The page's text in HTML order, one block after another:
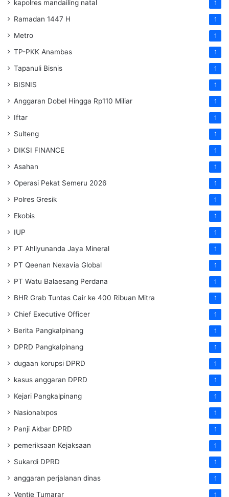
kapolres mandailing natal 1
Ramadan 1447 H 1
Metro 1
TP-PKK Anambas 1
Tapanuli Bisnis 1
BISNIS 1
Anggaran Dobel Hingga Rp110 Miliar 1
Iftar 1
Sulteng 1
DIKSI FINANCE 1
Asahan 1
Operasi Pekat Semeru 2026 1
Polres Gresik 1
Ekobis 1
IUP 1
PT Ahliyunanda Jaya Mineral 1
PT Qeenan Nexavia Global 1
PT Watu Balaesang Perdana 1
BHR Grab Tuntas Cair ke 400 Ribuan Mitra 1
Chief Executive Officer 1
Berita Pangkalpinang 1
DPRD Pangkalpinang 1
dugaan korupsi DPRD 1
kasus anggaran DPRD 1
Kejari Pangkalpinang 1
Nasionalxpos 1
Panji Akbar DPRD 1
pemeriksaan Kejaksaan 1
Sukardi DPRD 1
anggaran perjalanan dinas 1
Ventje Tumarar 1